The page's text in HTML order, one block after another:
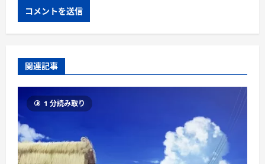
関連記事
1 分読み取り